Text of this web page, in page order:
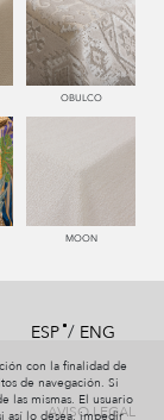
OBULCO
MOON
ESP/ ENG
AVISO LEGAL
con la finalidad de
de navegación. Si
las mismas. El usuario
así lo desea, impedir